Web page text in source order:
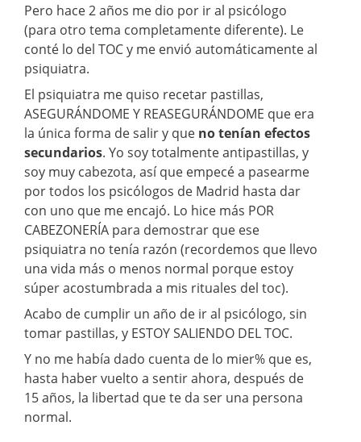
Pero hace 2 años me dio por ir al psicólogo
(para otro tema completamente diferente). Le
conté lo del TOC y me envió automáticamente al
psiquiatra.
El psiquiatra me quiso recetar pastillas,
ASEGURÁNDOME Y REASEGURÁNDOME que era
la única forma de salir y que no tenían efectos
secundarios. Yo soy totalmente antipastillas, y
soy muy cabezota, así que empecé a pasearme
por todos los psicólogos de Madrid hasta dar
con uno que me encajó. Lo hice más POR
CABEZONERÍA para demostrar que ese
psiquiatra no tenía razón (recordemos que llevo
una vida más o menos normal porque estoy
súper acostumbrada a mis rituales del toc).
Acabo de cumplir un año de ir al psicólogo, sin
tomar pastillas, y ESTOY SALIENDO DEL TOC.
Y no me había dado cuenta de lo mier% que es,
hasta haber vuelto a sentir ahora, después de
15 años, la libertad que te da ser una persona
normal.